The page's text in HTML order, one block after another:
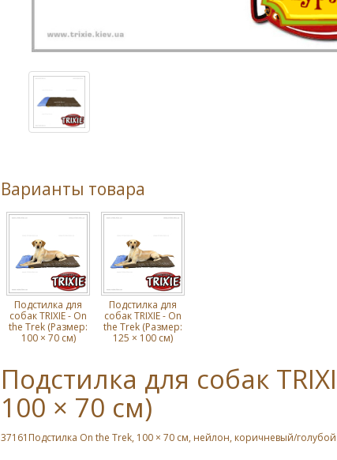
Варианты товара
Подстилка для
собак TRIXIE - On
the Trek (Размер:
100 × 70 см)
Подстилка для
собак TRIXIE - On
the Trek (Размер:
125 × 100 см)
Подстилка для собак
100 × 70 см)
37161Подстилка On the Trek, 100 × 70 см, нейлон, коричневый/голубой